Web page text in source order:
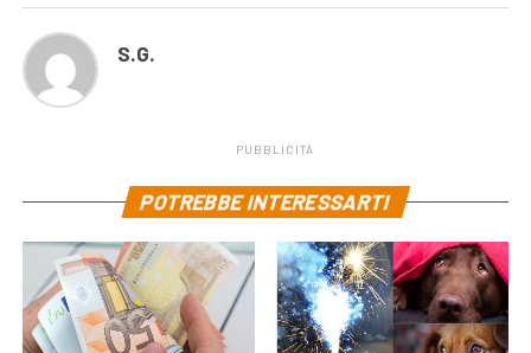
S.G.
PUBBLICITÀ
POTREBBE INTERESSARTI